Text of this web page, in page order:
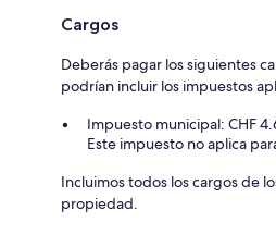
Cargos
Deberás pagar los siguientes
podrían incluir los impuestos
Impuesto municipal: CHF
Este impuesto no aplica
Incluimos todos los cargos de
propiedad.